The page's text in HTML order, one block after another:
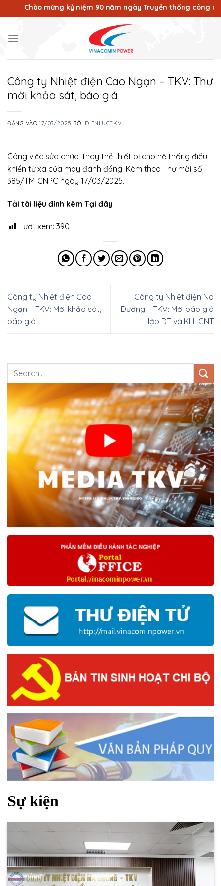
qua
dung
Chào mừng kỷ niệm 90 năm ngày Truyền thống công nhân
Công ty Nhiệt điện Cao Ngạn – TKV: Thư
mời khảo sát, báo giá
ĐĂNG VÀO17/03/2025 BỞI DIENLUCTKV
Công việc sửa chữa, thay thế thiết bị cho hệ thống điều
khiển từ xa của máy đánh đống. Kèm theo Thư mời số
385/TM-CNPC ngày 17/03/2025.
Tải tài liệu đính kèm Tại đây
Lượt xem: 390
Công ty Nhiệt điện Cao
Ngạn – TKV: Mời khảo sát,
báo giá
Công ty Nhiệt điện Na
Dương – TKV: Mời báo giá
lập DT và KHLCNT
Sự kiện